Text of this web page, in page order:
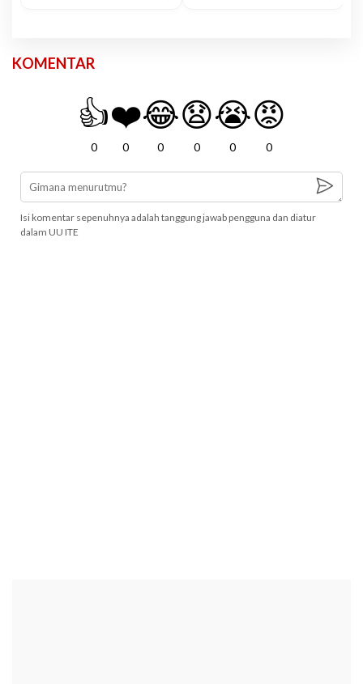
KOMENTAR
👍
0
❤️
0
😂
0
😧
0
😭
0
😡
0
Isi komentar sepenuhnya adalah tanggung jawab pengguna dan diatur
dalam UU ITE